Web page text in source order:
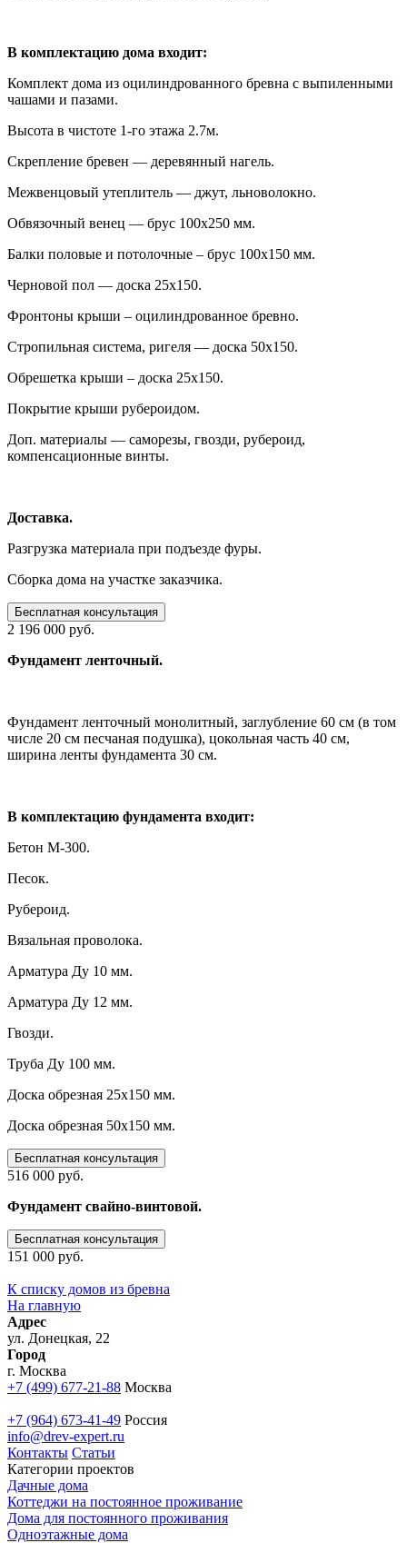
В комплектацию дома входит:
Комплект дома из оцилиндрованного бревна с выпиленными
чашами и пазами.
Высота в чистоте 1-го этажа 2.7м.
Скрепление бревен — деревянный нагель.
Межвенцовый утеплитель — джут, льноволокно.
Обвязочный венец — брус 100х250 мм.
Балки половые и потолочные – брус 100х150 мм.
Черновой пол — доска 25х150.
Фронтоны крыши – оцилиндрованное бревно.
Стропильная система, ригеля — доска 50х150.
Обрешетка крыши – доска 25х150.
Покрытие крыши рубероидом.
Доп. материалы — саморезы, гвозди, рубероид,
компенсационные винты.
Доставка.
Разгрузка материала при подъезде фуры.
Сборка дома на участке заказчика.
Бесплатная консультация
2 196 000 руб.
Фундамент ленточный.
Фундамент ленточный монолитный, заглубление 60 см (в том
числе 20 см песчаная подушка), цокольная часть 40 см,
ширина ленты фундамента 30 см.
В комплектацию фундамента входит:
Бетон М-300.
Песок.
Рубероид.
Вязальная проволока.
Арматура Ду 10 мм.
Арматура Ду 12 мм.
Гвозди.
Труба Ду 100 мм.
Доска обрезная 25х150 мм.
Доска обрезная 50х150 мм.
Бесплатная консультация
516 000 руб.
Фундамент свайно-винтовой.
Бесплатная консультация
151 000 руб.
К списку домов из бревна
На главную
Адрес
ул. Донецкая, 22
Город
г. Москва
+7 (499) 677-21-88 Москва
+7 (964) 673-41-49 Россия
info@drev-expert.ru
Контакты Статьи
Категории проектов
Дачные дома
Коттеджи на постоянное проживание
Дома для постоянного проживания
Одноэтажные дома